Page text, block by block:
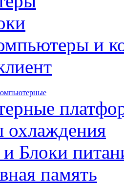
и
охлаждения
Блоки
память